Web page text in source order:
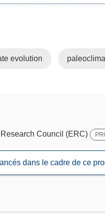
evolution
Council (ERC)
dans le cadre de ce